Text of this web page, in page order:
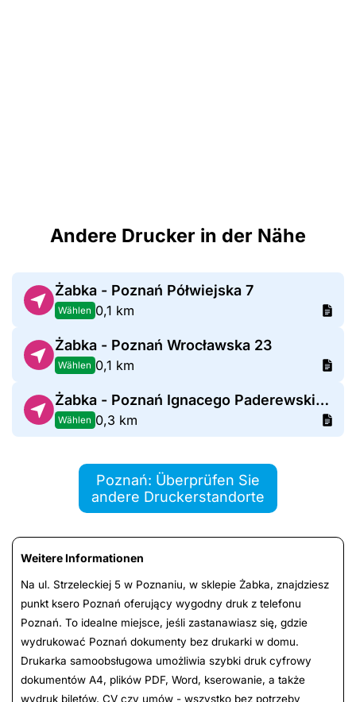
Andere Drucker in der Nähe
Żabka - Poznań Półwiejska 7
Wählen 0,1 km
Żabka - Poznań Wrocławska 23
Wählen 0,1 km
Żabka - Poznań Ignacego Paderewskiego 6
Wählen 0,3 km
Poznań: Überprüfen Sie
andere Druckerstandorte
Weitere Informationen
Na ul. Strzeleckiej 5 w Poznaniu, w sklepie Żabka, znajdziesz
punkt ksero Poznań oferujący wygodny druk z telefonu
Poznań. To idealne miejsce, jeśli zastanawiasz się, gdzie
wydrukować Poznań dokumenty bez drukarki w domu.
Drukarka samoobsługowa umożliwia szybki druk cyfrowy
dokumentów A4, plików PDF, Word, kserowanie, a także
wydruk biletów, CV czy umów - wszystko bez potrzeby